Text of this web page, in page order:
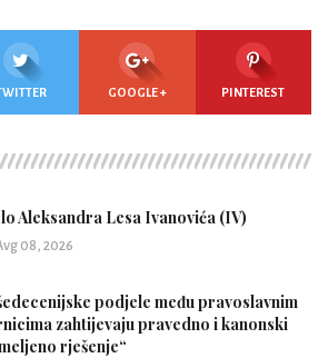
GOOGLE + PINTEREST
Aleksandra Lesa Ivanovića (IV)
08, 2026
podjele među pravoslavnim
zahtijevaju pravedno i kanonski
rješenje“